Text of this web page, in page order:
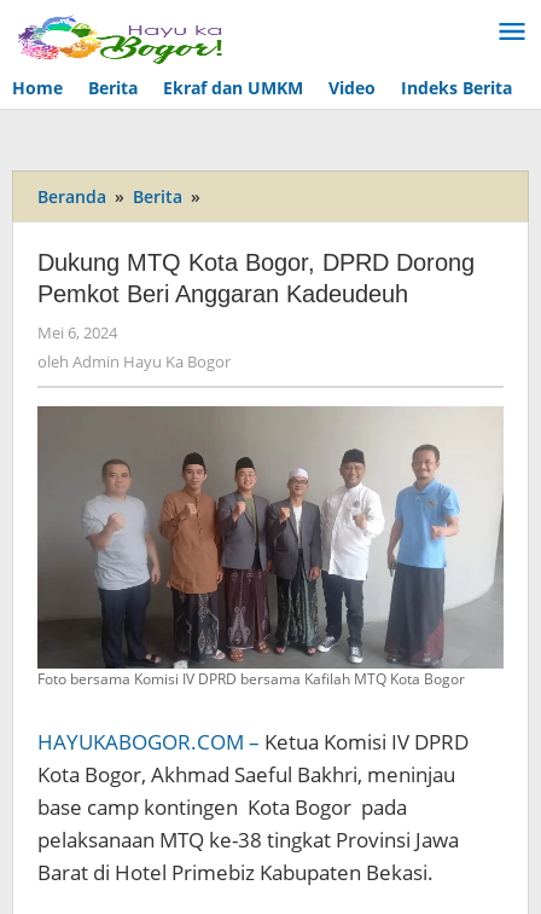
Lewati
ke
konten
Home
Berita Ekraf dan UMKM Video Indeks Berita
Beranda » Berita »
MTQ
Bogor,
DPRD
Beri
Dukung MTQ Kota Bogor, DPRD Dorong
Pemkot Beri Anggaran Kadeudeuh
Mei 6, 2024
Admin
Hayu
Ka
oleh Admin Hayu Ka Bogor
Foto bersama Komisi IV DPRD bersama Kafilah MTQ Kota Bogor
HAYUKABOGOR.COM – Ketua Komisi IV DPRD
Kota Bogor, Akhmad Saeful Bakhri, meninjau
base camp kontingen Kota Bogor pada
pelaksanaan MTQ ke-38 tingkat Provinsi Jawa
Barat di Hotel Primebiz Kabupaten Bekasi.